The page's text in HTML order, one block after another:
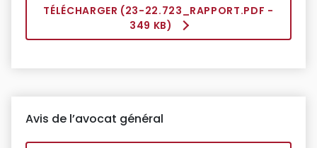
TÉLÉCHARGER (23-22.723_RAPPORT.PDF -
349 KB)
Avis de l’avocat général